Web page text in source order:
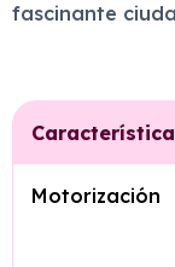
fascinante
Característica
Motorización